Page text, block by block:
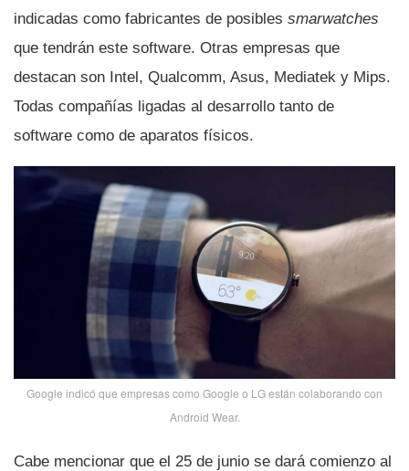
indicadas como fabricantes de posibles smarwatches
que tendrán este software. Otras empresas que
destacan son Intel, Qualcomm, Asus, Mediatek y Mips.
Todas compañí­as ligadas al desarrollo tanto de
software como de aparatos fí­sicos.
Google indicó que empresas como Google o LG están colaborando con
Android Wear.
Cabe mencionar que el 25 de junio se dará comienzo al